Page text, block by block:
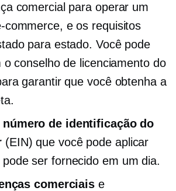
comercial para operar um
commerce, e os requisitos
para estado. Você pode
o conselho de licenciamento do
garantir que você obtenha a
de identificação do
(EIN) que você pode aplicar
pode ser fornecido em um dia.
comerciais e